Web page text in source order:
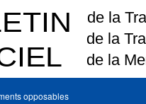
opposables